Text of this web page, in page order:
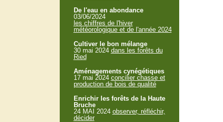
De l'eau en abondance
03/06/2024
les chiffres de l'hiver
météorologique et de l'année 2024
Cultiver le bon mélange
30 mai 2024 dans les forêts du
Ried
Aménagements cynégétiques
17 mai 2024 concilier chasse et
production de bois de qualité
Enrichir les forêts de la Haute
Bruche
24 MAI 2024 observer, réfléchir,
décider